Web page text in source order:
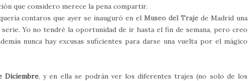
que considero merece la pena compartir.
contaros que ayer se inauguró en el Museo del Traje de Madrid una
Yo no tendré la oportunidad de ir hasta el fin de semana, pero creo
nunca hay excusas suficientes para darse una vuelta por el mágico
Diciembre, y en ella se podrán ver los diferentes trajes (no solo de los